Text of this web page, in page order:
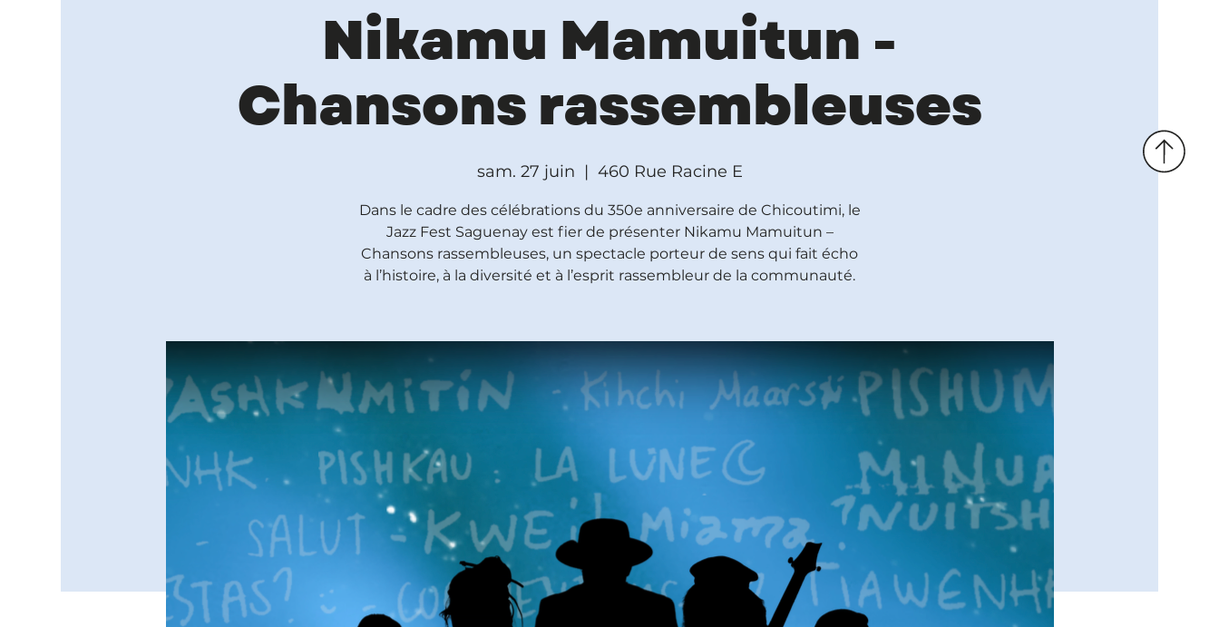
Nikamu Mamuitun -
Chansons rassembleuses
sam. 27 juin
  |
460 Rue Racine E
Dans le cadre des célébrations du 350e anniversaire de Chicoutimi, le
Jazz Fest Saguenay est fier de présenter Nikamu Mamuitun –
Chansons rassembleuses, un spectacle porteur de sens qui fait écho
à l’histoire, à la diversité et à l’esprit rassembleur de la communauté.